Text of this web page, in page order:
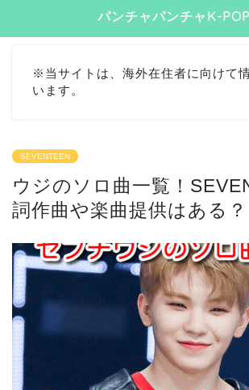
パンチャパンチャK-POP
※当サイトは、海外在住者に向けて
います。
SEVENTEEN
ウジのソロ曲一覧！
詞作曲や楽曲提供はある？